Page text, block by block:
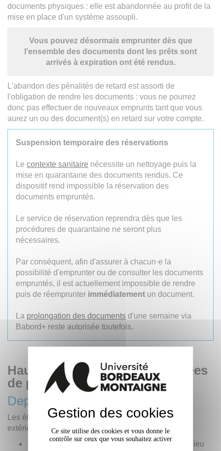
documents physiques : elle est abandonnée au profit de la
mise en place d'un système assoupli.
Vous pouvez désormais emprunter dès que
l'ensemble des documents dont les prêts sont
arrivés à expiration ont été rendus.
L'abandon des pénalités de retard est assorti de
l'obligation de rendre les documents : vous ne pourrez
donc pas effectuer de nouveaux emprunts tant que vous
aurez un ou des document(s) en retard sur votre compte.
Suspension temporaire des réservations
Le contexte sanitaire nécessite un nettoyage puis la
mise en quarantaine des documents rendus. Ce
dispositif rend impossible la réservation des
documents empruntés.
Le service de réservation reprendra dès que les
procédures de quarantaine ne seront plus
nécessaires.
Par conséquent, afin d'assurer à chacun·e la
possibilité d'emprunter ou de consulter les documents
empruntés, il est actuellement impossible de rendre
puis de réemprunter immédiatement un document.
La prolongation des documents d'une semaine via
Babord+ reste autorisée toutefois.
Hausse des quotas et des durées
de prêt
Depuis le 1
Les étudiant·e·s de Licence et les lecteur·rice·s
extérieur·e·s peuventemprunter:
15 documents simultanément maximum
(au lieu
Gestion des cookies
Ce site utilise des cookies et vous donne le
contrôle sur ceux que vous souhaitez activer